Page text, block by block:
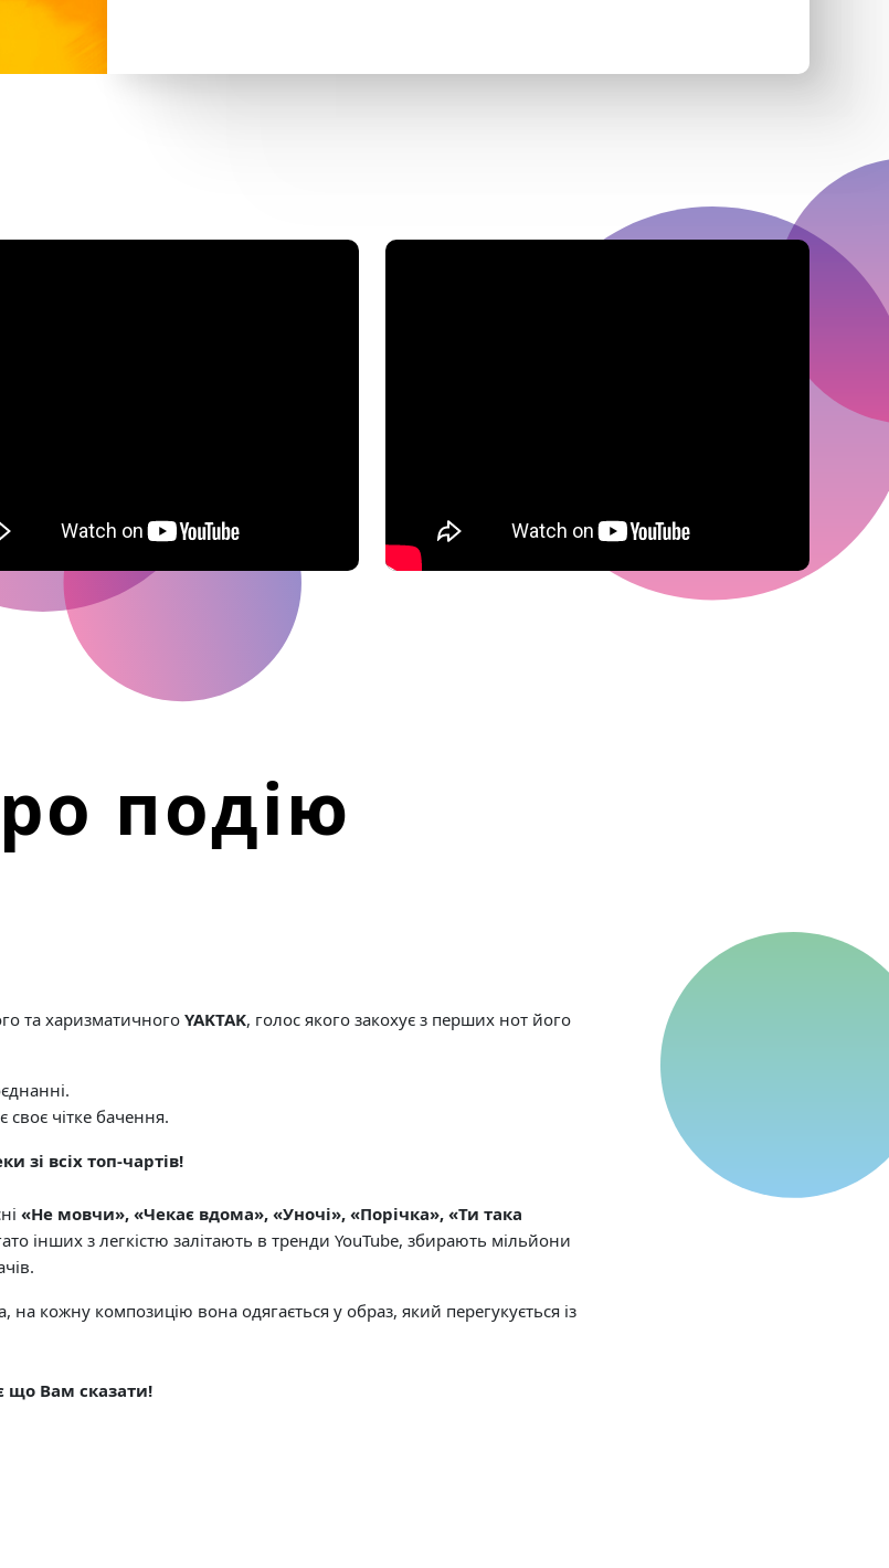
подію
та харизматичногоYAKTAK, голос якого закохує з перших нот його
своє чітке бачення.
зі всіх топ-чартів!
«Не мовчи», «Чекає вдома», «Уночі», «Порічка», «Ти така
інших з легкістю залітають в тренди YouTube, збирають мільйони
на кожну композицію вона одягається у образ, який перегукується із
що Вам сказати!